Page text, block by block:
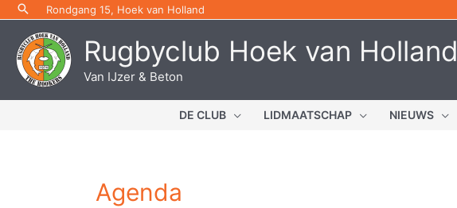
inhoud
Rondgang 15, Hoek van Holland
Rugbyclub Hoek van Holland
Van IJzer & Beton
DE CLUB LIDMAATSCHAP NIEUWS
Agenda